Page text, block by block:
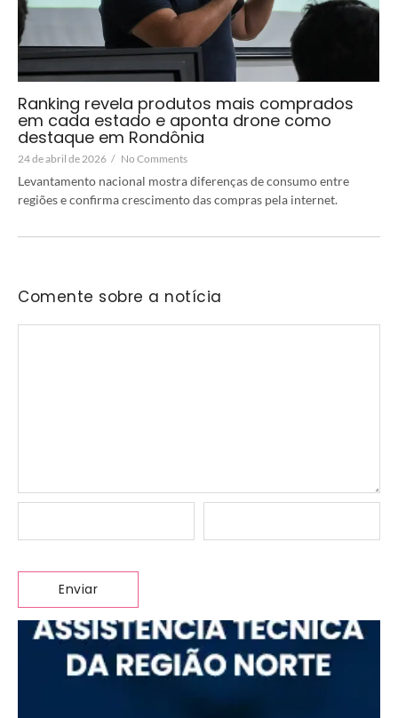
Ranking revela produtos mais comprados
em cada estado e aponta drone como
destaque em Rondônia
24 de abril de 2026 / No Comments
Levantamento nacional mostra diferenças de consumo entre
regiões e confirma crescimento das compras pela internet.
Comente sobre a notícia